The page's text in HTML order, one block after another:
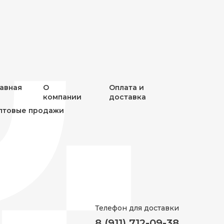
продажи
О
компании
Оплата и
доставка
Телефон для доставки